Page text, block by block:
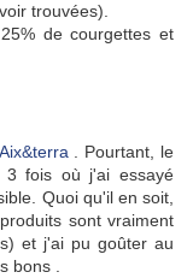
trouvées).
de courgettes et
Aix&terra . Pourtant, le
3 fois où j'ai essayé
Quoi qu'il en soit,
sont vraiment
et j'ai pu goûter au
bons .